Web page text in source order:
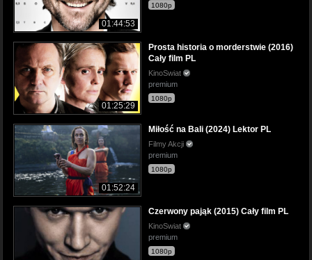
01:44:53
1080p
01:25:29
Prosta historia o morderstwie (2016)
Cały film PL
KinoSwiat
premium
1080p
01:52:24
Miłość na Bali (2024) Lektor PL
Filmy Akcji
premium
1080p
Czerwony pająk (2015) Cały film PL
KinoSwiat
premium
1080p